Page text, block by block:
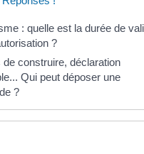
: quelle est la durée de
?
de construire, déclaration
Qui peut déposer une
?